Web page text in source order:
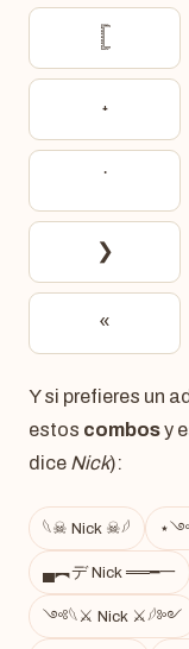
𓊈
˖
˙
❯
«
Y si prefieres un
estos combosy
dice Nick):
𓆩☠︎ Nick ☠︎𓆪
▄︻デ Nick ══━一
༺𓆩⚔ Nick ⚔𓆪༻